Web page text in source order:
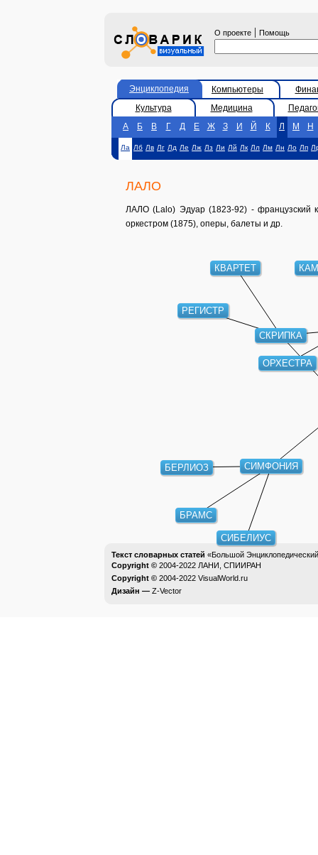
О проекте | Помощь
Энциклопедия Компьютеры
Культура
Медицина
А
Б В Г Д Е Ж З И Й К Л М Н
Ла Лб Лв Лг Лд Ле Лж Лз Ли Лй Лк Лл Лм Лн Ло Лп
ЛАЛО
ЛАЛО (Lalo) Эдуар (1823-92) - французский
оркестром (1875), оперы, балеты и др.
СКРИПКА
СИМФОНИЯ
РЕГИСТР
КВАРТЕТ
БРАМС
БЕРЛИОЗ
СИБЕЛИУС
ОРХЕСТРА
Текст словарных статей «Большой
Copyright © 2004-2022 ЛАНИ, СПИИРАН
Copyright © 2004-2022 VisualWorld.ru
Дизайн — Z-Vector